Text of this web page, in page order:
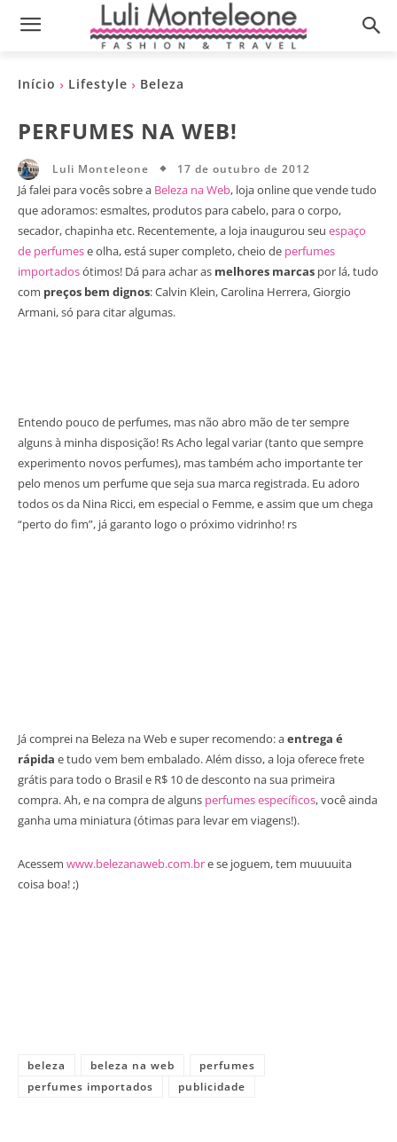
Início Lifestyle Beleza
PERFUMES NA WEB!
Luli Monteleone 17 de outubro de 2012
Já falei para vocês sobre a Beleza na Web, loja online que vende tudo
que adoramos: esmaltes, produtos para cabelo, para o corpo,
secador, chapinha etc. Recentemente, a loja inaugurou seu espaço
de perfumese olha, está super completo, cheio de perfumes
importadosótimos! Dá para achar as melhores marcas por lá, tudo
com preços bem dignos: Calvin Klein, Carolina Herrera, Giorgio
Armani, só para citar algumas.
Entendo pouco de perfumes, mas não abro mão de ter sempre
alguns à minha disposição! Rs Acho legal variar (tanto que sempre
experimento novos perfumes), mas também acho importante ter
pelo menos um perfume que seja sua marca registrada. Eu adoro
todos os da Nina Ricci, em especial o Femme, e assim que um chega
“perto do fim”, já garanto logo o próximo vidrinho! rs
Já comprei na Beleza na Web e super recomendo: aentrega é
rápida e tudo vem bem embalado. Além disso, a loja oferece frete
grátis para todo o Brasil e R$ 10 de desconto na sua primeira
compra. Ah, e na compra de alguns perfumes específicos, você ainda
ganha uma miniatura (ótimas para levar em viagens!).
Acessem www.belezanaweb.com.bre se joguem, tem muuuuita
coisa boa! ;)
beleza beleza na web
perfumes
perfumes importados
publicidade